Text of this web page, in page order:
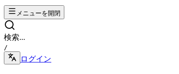
メニューを開閉
検索...
/
ログイン